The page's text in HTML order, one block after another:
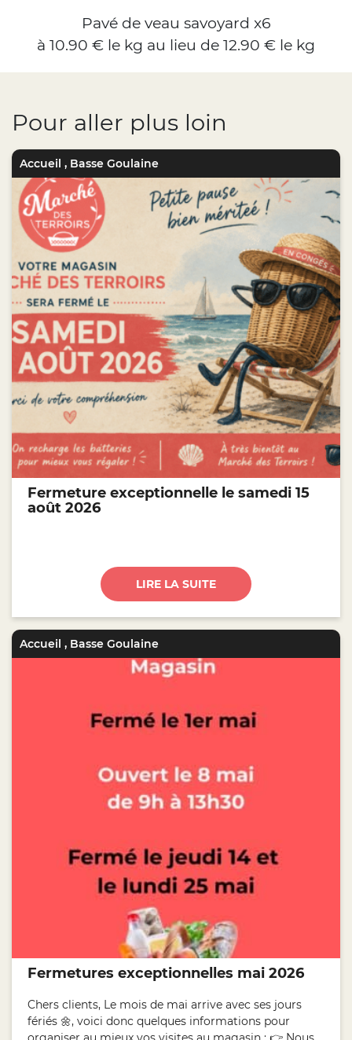
Pavé de veau savoyard x6
à 10.90 € le kg au lieu de 12.90 € le kg
Pour aller plus loin
Accueil , Basse Goulaine
Fermeture exceptionnelle le samedi 15
août 2026
LIRE LA SUITE
Accueil , Basse Goulaine
Fermetures exceptionnelles mai 2026
Chers clients, Le mois de mai arrive avec ses jours
fériés 🌼, voici donc quelques informations pour